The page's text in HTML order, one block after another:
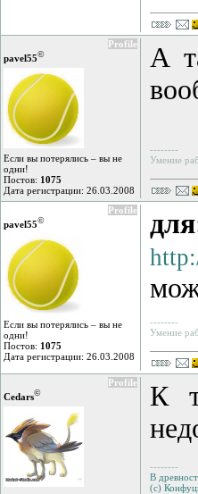
Profile
pavel55©
Если вы потерялись – вы не
одни!
Постов: 1075
Дата регистрации: 26.03.2008
А
--------
Умение
Profile
pavel55©
Если вы потерялись – вы не
одни!
Постов: 1075
Дата регистрации: 26.03.2008
--------
Умение
Profile
Cedars©
К
--------
В
(с)